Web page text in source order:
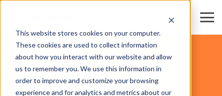
This website stores cookies on your computer.
These cookies are used to collect information
about how you interact with our website and allow
us to remember you. We use this information in
order to improve and customize your browsing
experience and for analytics and metrics about our
HARDWARE
ATTRAZIONI